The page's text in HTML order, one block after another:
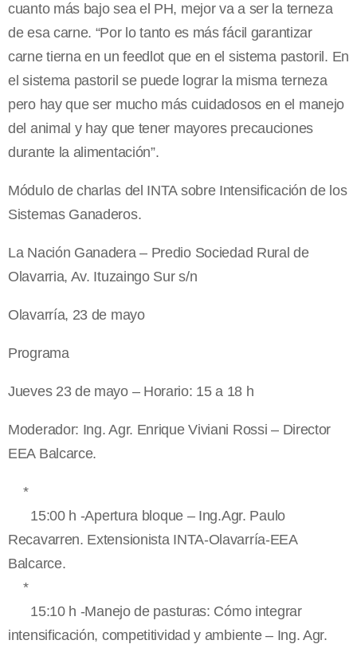
cuanto más bajo sea el PH, mejor va a ser la terneza
de esa carne. “Por lo tanto es más fácil garantizar
carne tierna en un feedlot que en el sistema pastoril. En
el sistema pastoril se puede lograr la misma terneza
pero hay que ser mucho más cuidadosos en el manejo
del animal y hay que tener mayores precauciones
durante la alimentación”.
Módulo de charlas del INTA sobre Intensificación de los
Sistemas Ganaderos.
La Nación Ganadera – Predio Sociedad Rural de
Olavarria, Av. Ituzaingo Sur s/n
Olavarría, 23 de mayo
Programa
Jueves 23 de mayo – Horario: 15 a 18 h
Moderador: Ing. Agr. Enrique Viviani Rossi – Director
EEA Balcarce.
*
15:00 h -Apertura bloque – Ing.Agr. Paulo
Recavarren. Extensionista INTA-Olavarría-EEA
Balcarce.
*
15:10 h -Manejo de pasturas: Cómo integrar
intensificación, competitividad y ambiente – Ing. Agr.